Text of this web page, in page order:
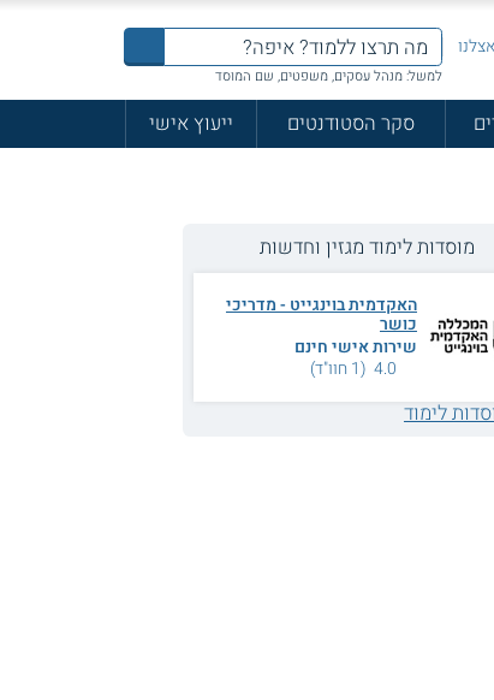
למשל: מנהל עסקים, משפטים, שם המוסד
סקר הסטודנטים
ייעוץ אישי
מוסדות לימוד מגזין וחדשות
האקדמית בוינגייט - מדריכי
כושר
שירות אישי חינם
4.0 (1 חוו"ד)
לימוד